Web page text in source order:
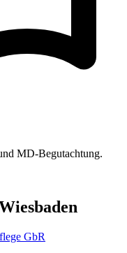
MD-Begutachtung.
GbR